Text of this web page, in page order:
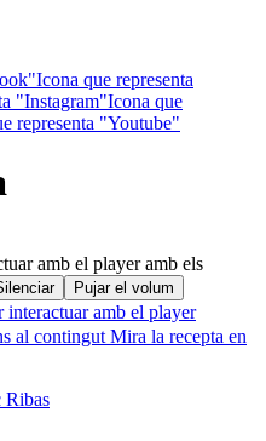
Icona que representa
"Instagram"Icona que
representa "Youtube"
amb el player amb els
Pujar el volum
interactuar amb el player
al contingut Mira la recepta en
Ribas